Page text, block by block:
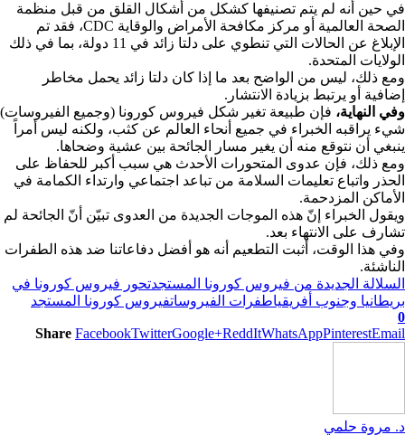
في حين أنه لم يتم تصنيفها كشكل من أشكال القلق من قبل منظمة
الصحة العالمية أو مركز مكافحة الأمراض والوقاية CDC، فقد تم
الإبلاغ عن الحالات التي تنطوي على دلتا زائد في 11 دولة، بما في ذلك
الولايات المتحدة.
ومع ذلك، ليس من الواضح بعد ما إذا كان دلتا زائد يحمل مخاطر
إضافية أو يرتبط بزيادة الانتشار.
وفي النهاية، فإن طبيعة تغير شكل فيروس كورونا (وجميع الفيروسات)
شيء يراقبه الخبراء في جميع أنحاء العالم عن كثب، ولكنه ليس أمراً
ينبغي أن نتوقع منه أن يغير مسار الجائحة بين عشية وضحاها.
ومع ذلك، فإن عدوى المتحورات الأحدث هي سبب أكبر للحفاظ على
الحذر واتباع تعليمات السلامة من تباعد اجتماعي وارتداء الكمامة في
الأماكن المزدحمة.
ويقول الخبراء إنّ هذه الموجات الجديدة من العدوى تبيّن أنّ الجائحة لم
تشارف على الانتهاء بعد.
وفي هذا الوقت، أثبت التطعيم أنه هو أفضل دفاعاتنا ضد هذه الطفرات
الناشئة.
السلالة الجديدة من فيروس كورونا المستجدتحور فيروس كورونا في
بريطانيا وجنوب أفريقياطفرات الفيروساتفيروس كورونا المستجد
0
Share FacebookTwitterGoogle+ReddItWhatsAppPinterestEmail
د. مروة حلمي